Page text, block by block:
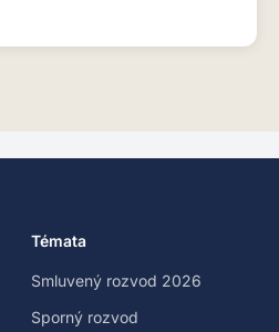
Témata
Smluvený rozvod 2026
Sporný rozvod